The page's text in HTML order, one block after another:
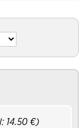
14.50 €)